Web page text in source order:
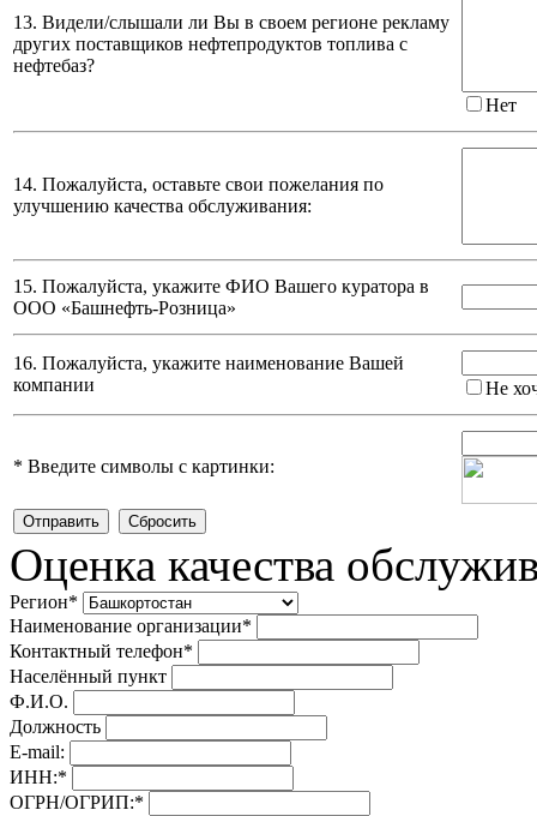
13. Видели/слышали ли Вы в своем регионе рекламу
других поставщиков нефтепродуктов топлива с
нефтебаз?
Нет
14. Пожалуйста, оставьте свои пожелания по
улучшению качества обслуживания:
15. Пожалуйста, укажите ФИО Вашего куратора в
ООО «Башнефть-Розница»
16. Пожалуйста, укажите наименование Вашей
компании
Не
* Введите символы с картинки:
Оценка качества
Регион*
Наименование организации*
Контактный телефон*
Населённый пункт
Ф.И.О.
Должность
E-mail:
ИНН:*
ОГРН/ОГРИП:*